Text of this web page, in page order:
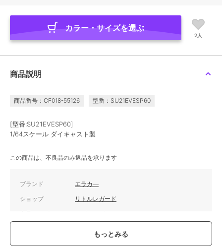
カラー・サイズを選ぶ
2人
商品説明
商品番号：CF018-55126 型番：SU21EVESP60
[型番:SU21EVESP60]
1/64スケール ダイキャスト製
この商品は、不良品のみ返品を承ります
ブランド エラカ―
ショップ リトルレガード
商品カテゴリ ホビー・ゲーム
デルカー